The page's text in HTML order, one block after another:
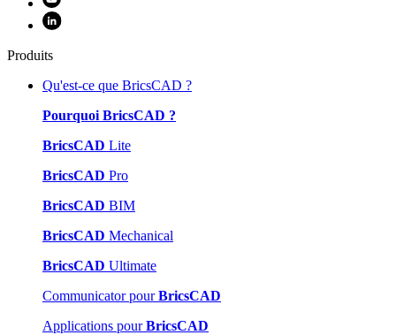
Produits
Qu'est-ce que BricsCAD ?
Pourquoi BricsCAD ?
BricsCAD Lite
BricsCAD Pro
BricsCAD BIM
BricsCAD Mechanical
BricsCAD Ultimate
Communicator pourBricsCAD
Applications pourBricsCAD